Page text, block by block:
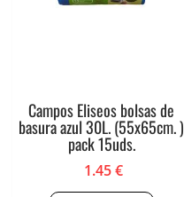
Campos Eliseos bolsas de
basura azul 30L. (55x65cm. )
pack 15uds.
1.45€